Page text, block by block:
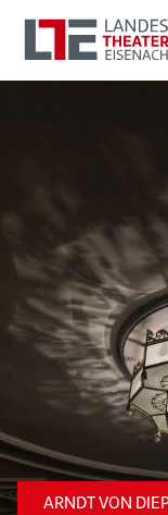
ARNDT VON